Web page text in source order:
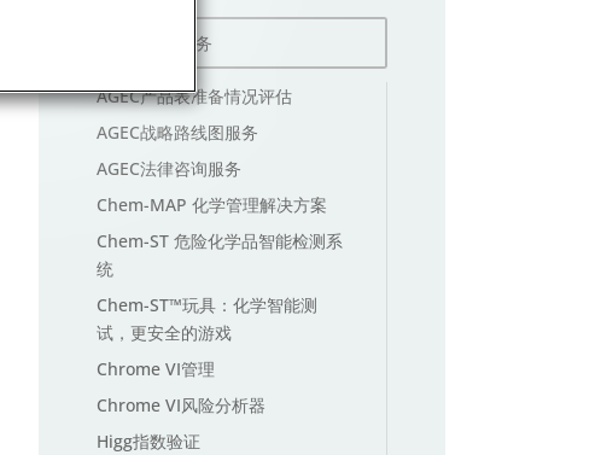
AGEC产品表准备情况评估
AGEC战略路线图服务
AGEC法律咨询服务
Chem-MAP 化学管理解决方案
Chem-ST 危险化学品智能检测系
统
Chem-ST™玩具：化学智能测
试，更安全的游戏
Chrome VI管理
Chrome VI风险分析器
Higg指数验证